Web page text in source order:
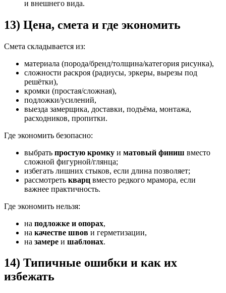
и внешнего вида.
13) Цена, смета и где экономить
Смета складывается из:
материала (порода/бренд/толщина/категория рисунка),
сложности раскроя (радиусы, эркеры, вырезы под
решётки),
кромки (простая/сложная),
подложки/усилений,
выезда замерщика, доставки, подъёма, монтажа,
расходников, пропитки.
Где экономить безопасно:
выбрать простую кромку и матовый финиш вместо
сложной фигурной/глянца;
избегать лишних стыков, если длина позволяет;
рассмотреть кварц вместо редкого мрамора, если
важнее практичность.
Где экономить нельзя:
на подложке и опорах,
на качестве швов и герметизации,
на замере и шаблонах.
14) Типичные ошибки и как их
избежать